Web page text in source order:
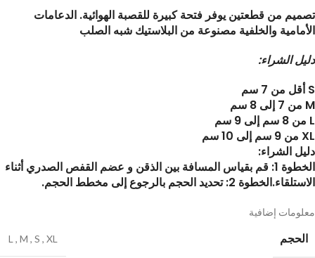
تصميم من قطعتين يوفر فتحة كبيرة للقصبة الهوائية. الدعامات
الأمامية والخلفية مصنوعة من البلاستيك شبه الصلب
دليل الشراء:
S أقل من 7 سم
M من 7 إلى 8 سم
L من 8 سم إلى 9 سم
XL من 9 سم إلى 10 سم
دليل الشراء:
الخطوة 1: قم بقياس المسافة بين الذقن و عضم القفص الصدري أثناء
الاستلقاء.الخطوة 2: تحديد الحجم بالرجوع إلى مخطط الحجم.
معلومات إضافية
الحجم L , M , S , XL